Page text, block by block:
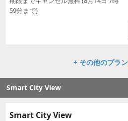
59分まで)
+ その他のプラ
Smart City View
Smart City View